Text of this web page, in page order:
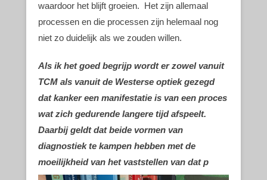
waardoor het blijft groeien. Het zijn allemaal
processen en die processen zijn helemaal nog
niet zo duidelijk als we zouden willen.
Als ik het goed begrijp wordt er zowel vanuit
TCM als vanuit de Westerse optiek gezegd
dat kanker een manifestatie is van een proces
wat zich gedurende langere tijd afspeelt.
Daarbij geldt dat beide vormen van
diagnostiek te kampen hebben met de
moeilijkheid van het vaststellen van dat p